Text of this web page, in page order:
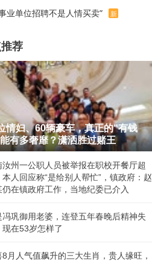
业单位招聘不是人情买卖” 新
荐
情妇、60辆豪车，真正的“有钱
有多奢靡？潇洒胜过赌王
汝州一公职人员被举报在职校开餐厅超
本人回应称“是给别人帮忙”，镇政府：赵
仍在镇政府工作，当地纪委已介入
冯巩御用老婆，连登五年春晚后精神失
现在53岁怎样了
8月人气值飙升的三大生肖，贵人缘旺，